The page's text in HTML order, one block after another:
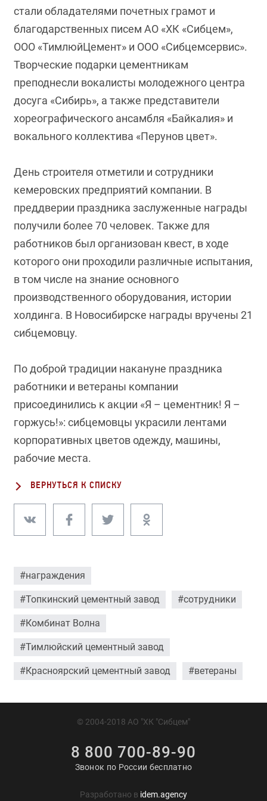
стали обладателями почетных грамот и
благодарственных писем АО «ХК «Сибцем»,
ООО «ТимлюйЦемент» и ООО «Сибцемсервис».
Творческие подарки цементникам
преподнесли вокалисты молодежного центра
досуга «Сибирь», а также представители
хореографического ансамбля «Байкалия» и
вокального коллектива «Перунов цвет».
День строителя отметили и сотрудники
кемеровских предприятий компании. В
преддверии праздника заслуженные награды
получили более 70 человек. Также для
работников был организован квест, в ходе
которого они проходили различные испытания,
в том числе на знание основного
производственного оборудования, истории
холдинга. В Новосибирске награды вручены 21
сибцемовцу.
По доброй традиции накануне праздника
работники и ветераны компании
присоединились к акции «Я – цементник! Я –
горжусь!»: сибцемовцы украсили лентами
корпоративных цветов одежду, машины,
рабочие места.
ВЕРНУТЬСЯ К СПИСКУ
#награждения
#Топкинский цементный завод #сотрудники
#Комбинат Волна
#Тимлюйский цементный завод
#Красноярский цементный завод #ветераны
© 2004-2018 АО "ХК "Сибцем"
8 800 700-89-90
Звонок по России бесплатно
Разработано в idem.agency